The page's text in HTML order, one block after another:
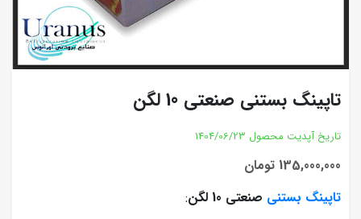
تاپینگ بستنی صنعتی 10 لگن
تاریخ آپدیت محصول 1404/06/23
135,000,000 تومان
تاپینگ بستنی صنعتی 10 لگن
: